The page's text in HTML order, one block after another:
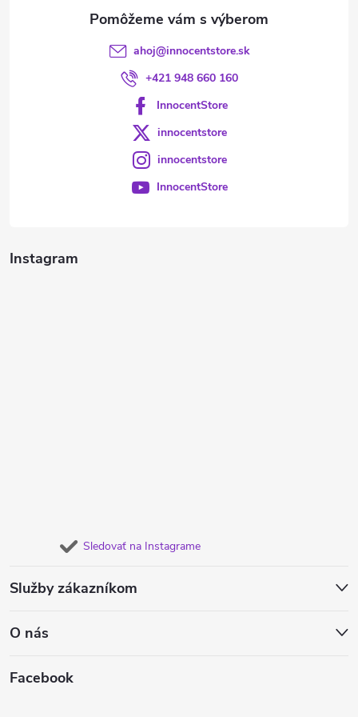
Instagram
Sledovať na Instagrame
Služby zákazníkom
O nás
Facebook
ahoj@innocentstore.sk
+421 948 660 160
InnocentStore
innocentstore
innocentstore
InnocentStore